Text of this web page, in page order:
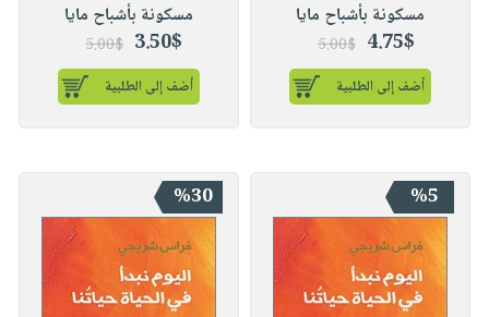
مسكونة بأشباح مايا
4.75$
5.00$
أضف إلى الطلبية
مسكونة بأشباح مايا
3.50$
5.00$
أضف إلى الطلبية
%5
%30